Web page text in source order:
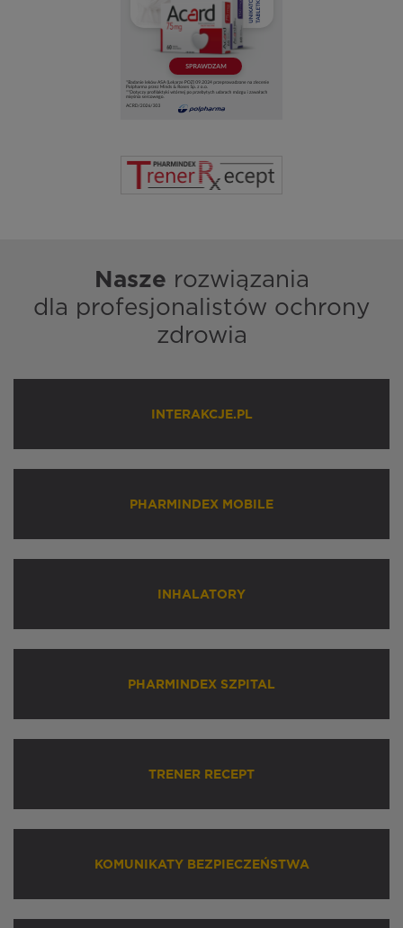
Nasze rozwiązania
dla profesjonalistów ochrony
zdrowia
INTERAKCJE.PL
PHARMINDEX MOBILE
INHALATORY
PHARMINDEX SZPITAL
TRENER RECEPT
KOMUNIKATY BEZPIECZEŃSTWA